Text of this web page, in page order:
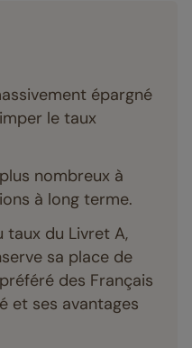
épargné
le taux
nombreux à
à long terme.
taux du Livret A,
sa place de
des Français
et ses avantages